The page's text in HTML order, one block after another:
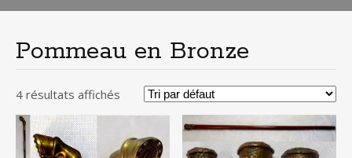
principal
Pommeau en Bronze
4 résultats affichés